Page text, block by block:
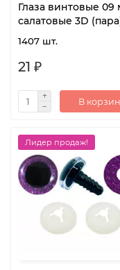
Глаза винтовые 09
салатовые 3D
1407 шт.
21 ₽
В
Лидер продаж!